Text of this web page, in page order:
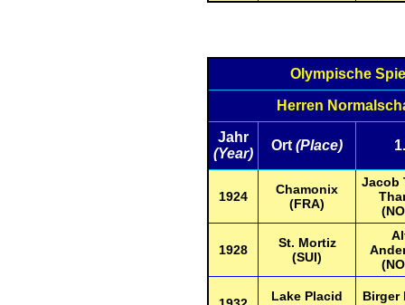
Olympische
Herren
Jahr
(Year)
Ort (Place) 1.
1924
Chamonix
(FRA)
Jacob
1928
St. Mortiz
(SUI)
Lake Placid
Birger